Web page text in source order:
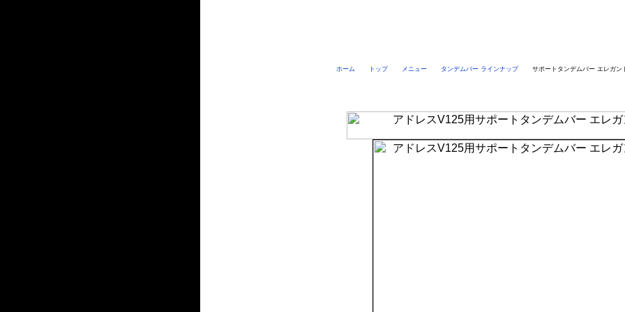
ホーム トップ メニュー タンデムバー ラインナップ サポートタンデムバー エレガン